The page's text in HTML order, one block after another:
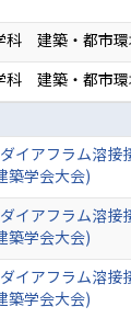
科 建築・都市
科 建築・都市
イアフラム溶
築学会大会)
イアフラム溶
築学会大会)
イアフラム溶
築学会大会)